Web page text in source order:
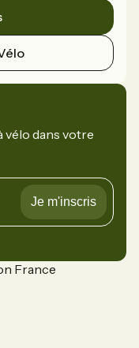
vélo dans votre
France